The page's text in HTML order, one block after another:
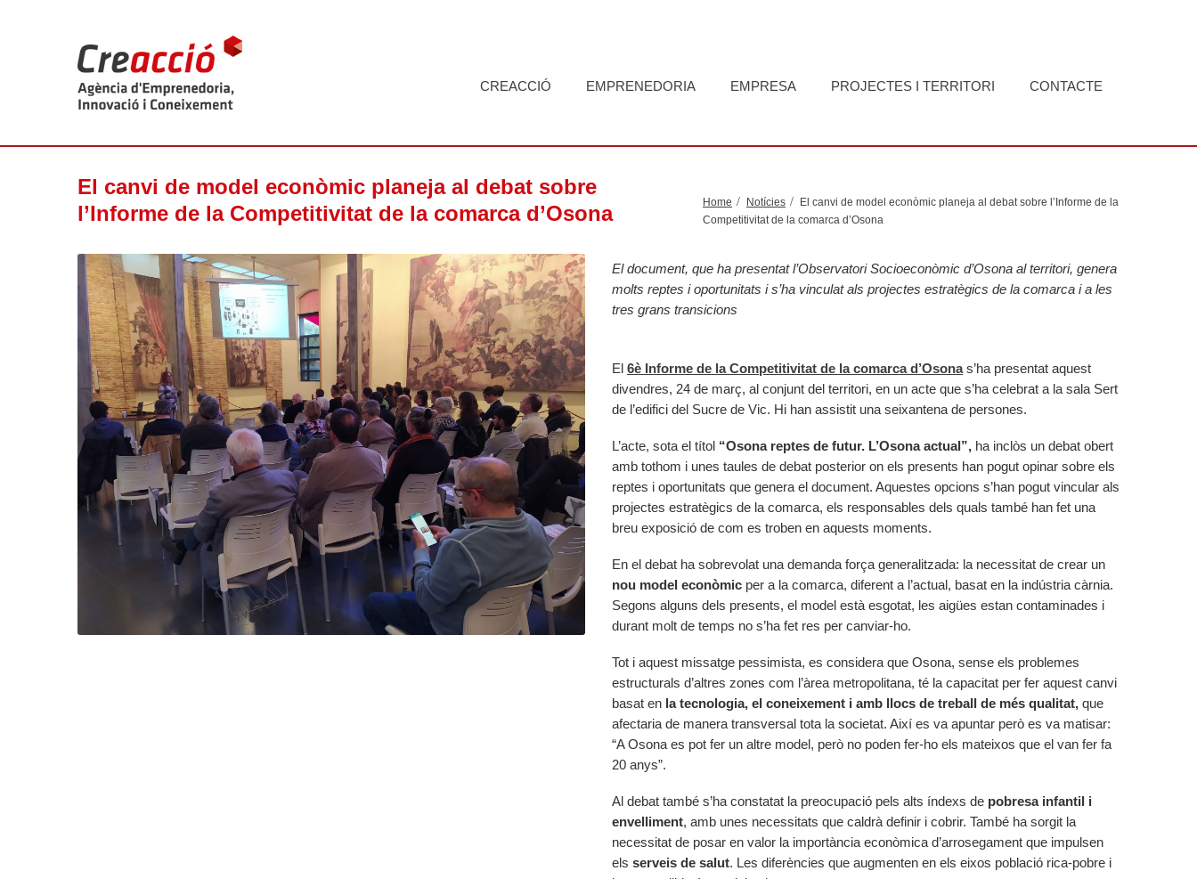
CREACCIÓ EMPRENEDORIA EMPRESA PROJECTES I TERRITORI CONTACTE
El canvi de model econòmic planeja al debat sobre
l’Informe de la Competitivitat de la comarca d’Osona
Home Notícies
El canvi de model econòmic planeja al debat sobre l’Informe de la
Competitivitat de la comarca d’Osona
El document, que ha presentat l’Observatori Socioeconòmic d’Osona al territori, genera
molts reptes i oportunitats i s’ha vinculat als projectes estratègics de la comarca i a les
tres grans transicions
El 6è Informe de la Competitivitat de la comarca d’Osonas’ha presentat aquest
divendres, 24 de març, al conjunt del territori, en un acte que s’ha celebrat a la sala Sert
de l’edifici del Sucre de Vic. Hi han assistit una seixantena de persones.
L’acte, sota el títol “Osona reptes de futur. L’Osona actual”, ha inclòs un debat obert
amb tothom i unes taules de debat posterior on els presents han pogut opinar sobre els
reptes i oportunitats que genera el document. Aquestes opcions s’han pogut vincular als
projectes estratègics de la comarca, els responsables dels quals també han fet una
breu exposició de com es troben en aquests moments.
En el debat ha sobrevolat una demanda força generalitzada: la necessitat de crear un
nou model econòmic per a la comarca, diferent a l’actual, basat en la indústria càrnia.
Segons alguns dels presents, el model està esgotat, les aigües estan contaminades i
durant molt de temps no s’ha fet res per canviar-ho.
Tot i aquest missatge pessimista, es considera que Osona, sense els problemes
estructurals d’altres zones com l’àrea metropolitana, té la capacitat per fer aquest canvi
basat en la tecnologia, el coneixement i amb llocs de treball de més qualitat, que
afectaria de manera transversal tota la societat. Així es va apuntar però es va matisar:
“A Osona es pot fer un altre model, però no poden fer-ho els mateixos que el van fer fa
20 anys”.
Al debat també s’ha constatat la preocupació pels alts índexs de pobresa infantil i
envelliment, amb unes necessitats que caldrà definir i cobrir. També ha sorgit la
necessitat de posar en valor la importància econòmica d’arrosegament que impulsen
els serveis de salut. Les diferències que augmenten en els eixos població rica-pobre i